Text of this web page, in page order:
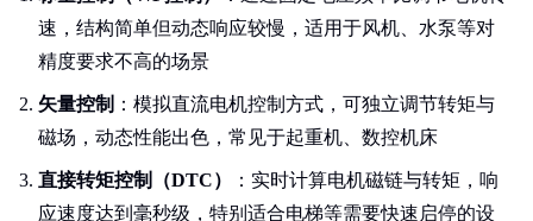
速，结构简单但动态响应较慢，适用于风机、水泵等对
精度要求不高的场景
矢量控制 ：模拟直流电机控制方式，可独立调节转矩与
磁场，动态性能出色，常见于起重机、数控机床
直接转矩控制（DTC）
：实时计算电机磁链与转矩，响
应速度达到毫秒级，特别适合电梯等需要快速启停的设